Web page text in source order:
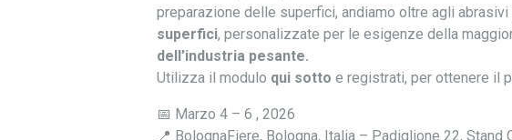
preparazione delle superfici, andiamo oltre agli
superfici, personalizzate per le esigenze della
dell’industria pesante.
Utilizza il modulo qui sotto e registrati, per ottenere il
📅 Marzo 4 – 6 , 2026
📍 BolognaFiere, Bologna, Italia – Padiglione 22, Stand